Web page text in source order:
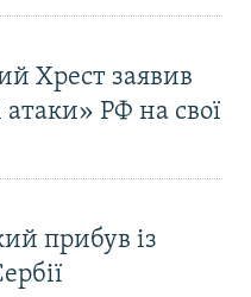
Хрест заявив
РФ на свої
прибув із